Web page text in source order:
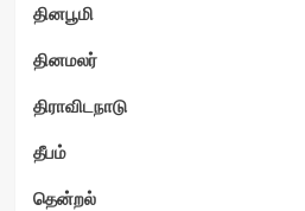
தினபூமி
தினமலர்
திராவிடநாடு
தீபம்
தென்றல்